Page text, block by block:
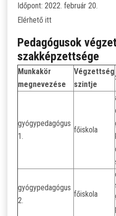
Időpont: 2022. február 20.
Elérhető itt
Pedagógusok
szakképzettsége
Munkakör
megnevezése
Végzettség
szintje
gyógypedagógus
1.
főiskola
gyógypedagógus
2.
főiskola